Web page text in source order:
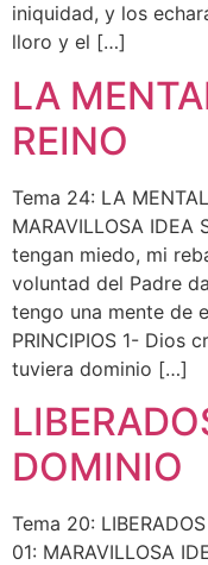
iniquidad, y los
lloro y el […]
LA
REINO
Tema 24: LA
MARAVILLOSA IDEA
tengan miedo, mi
voluntad del Padre
tengo una mente de
PRINCIPIOS 1- Dios
tuviera dominio […]
DOMINIO
Tema 20:
01: MARAVILLOSA